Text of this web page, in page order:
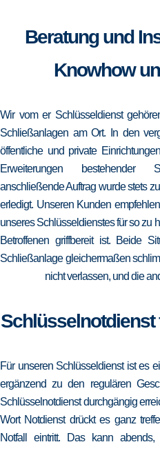
Beratung und
Knowhow
Wir vom er Schlüsseldienst
Schließanlagen am Ort. In den
öffentliche und private
Erweiterungen bestehender
anschließende Auftrag wurde stets
erledigt. Unseren Kunden
unseres Schlüsseldienstes für so zu
Betroffenen griffbereit ist. Beide
Schließanlage gleichermaßen
nicht verlassen, und die
Für unseren Schlüsseldienst ist es
ergänzend zu den regulären
Schlüsselnotdienst durchgängig
Wort Notdienst drückt es ganz
Notfall eintritt. Das kann